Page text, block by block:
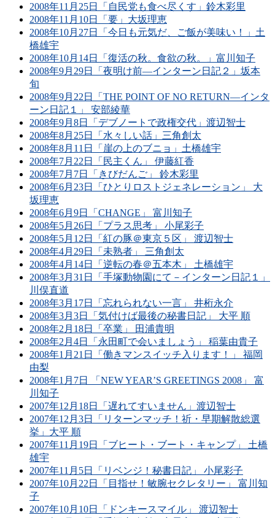
2008年11月25日「自民党も食べ尽くす」鈴木彩里
2008年11月10日「要」大坂理恵
2008年10月27日「今日も元気だ、ご飯が美味い！」土
橋雄宇
2008年10月14日「復活の秋。食欲の秋。」富川知子
2008年9月29日「夜明け前―インターン日記２」坂本
旬
2008年9月22日「THE POINT OF NO RETURN―インタ
ーン日記１」 安部綾華
2008年9月8日「デブノートで政権交代」渡辺智士
2008年8月25日「水々しい話」三角創太
2008年8月11日「崖の上のブニョ」土橋雄宇
2008年7月22日「民主くん」 伊藤紅香
2008年7月7日「きびだんご」 鈴木彩里
2008年6月23日「ひとりロストジェネレーション」 大
坂理恵
2008年6月9日「CHANGE」 富川知子
2008年5月26日「プラス思考」 小尾彩子
2008年5月12日「紅の豚＠東京５区」 渡辺智士
2008年4月29日「未熟者」 三角創太
2008年4月14日「逆転の春＠五本木」 土橋雄宇
2008年3月31日「手塚動物園にて－インターン日記１」
川俣直道
2008年3月17日「忘れられない一言」 井桁永介
2008年3月3日「気付けば最後の秘書日記」 大平 順
2008年2月18日「卒業」 田浦貴明
2008年2月4日「永田町で会いましょう」 稲葉由貴子
2008年1月21日「働きマンスイッチ入ります！」 福岡
由梨
2008年1月7日 「NEW YEAR’S GREETINGS 2008」 富
川知子
2007年12月18日「遅れてすいません」渡辺智士
2007年12月3日「リターンマッチ！祈・早期解散総選
挙」大平 順
2007年11月19日「ブヒート・ブート・キャンプ」 土橋
雄宇
2007年11月5日「リベンジ！秘書日記」 小尾彩子
2007年10月22日「目指せ！敏腕セクレタリー」 富川知
子
2007年10月10日「ドンキースマイル」 渡辺智士